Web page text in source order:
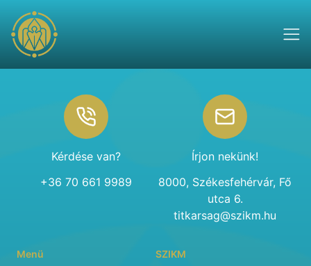
Kérdése van?
+36 70 661 9989
Írjon nekünk!
8000, Székesfehérvár, Fő
utca 6.
titkarsag@szikm.hu
Menü SZIKM